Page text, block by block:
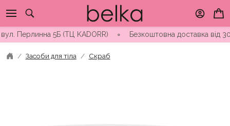
to
content 5Б (ТЦ KADORR) ∘ Безкоштовна доставка від 3000
Засоби для тіла Скраб